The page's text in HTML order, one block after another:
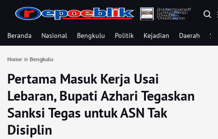
Beranda Nasional Bengkulu Politik Kejadian Daerah
Home Bengkulu
Pertama Masuk Kerja Usai
Lebaran, Bupati Azhari Tegaskan
Sanksi Tegas untuk ASN Tak
Disiplin